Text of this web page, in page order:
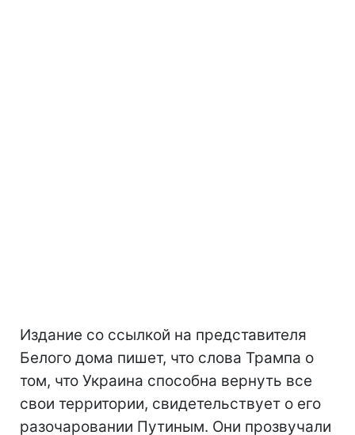
Издание со ссылкой на представителя
Белого дома пишет, что слова Трампа о
том, что Украина способна вернуть все
свои территории, свидетельствует о его
разочаровании Путиным. Они прозвучали